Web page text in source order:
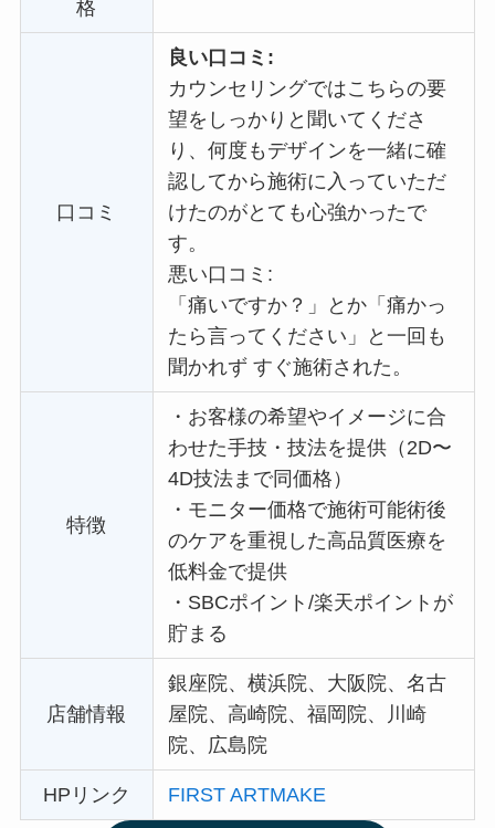
格
口コミ
良い口コミ:
カウンセリングではこちらの要
望をしっかりと聞いてくださ
り、何度もデザインを一緒に確
認してから施術に入っていただ
けたのがとても心強かったで
す。
悪い口コミ:
「痛いですか？」とか「痛かっ
たら言ってください」と一回も
聞かれず すぐ施術された。
特徴
・ お客様の希望やイメージに合
わせた手技・技法を提供（2D〜
4D技法まで同価格）
・ モニター価格で施術可能術後
のケアを重視した高品質医療を
低料金で提供
・ SBCポイント/楽天ポイントが
貯まる
店舗情報
銀座院、横浜院、大阪院、名古
屋院、高崎院、福岡院、川崎
院、広島院
HPリンク FIRST ARTMAKE